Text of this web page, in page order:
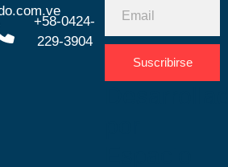
+58-0424-
229-3904
Suscribirse